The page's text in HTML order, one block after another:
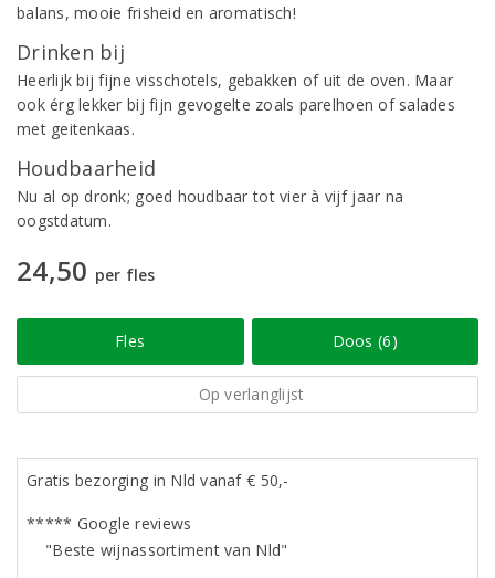
balans, mooie frisheid en aromatisch!
Drinken bij
Heerlijk bij fijne visschotels, gebakken of uit de oven. Maar
ook érg lekker bij fijn gevogelte zoals parelhoen of salades
met geitenkaas.
Houdbaarheid
Nu al op dronk; goed houdbaar tot vier à vijf jaar na
oogstdatum.
24,50 per fles
Fles Doos (6)
Op verlanglijst
Gratis bezorging in Nld vanaf € 50,-
***** Google reviews
"Beste wijnassortiment van Nld"